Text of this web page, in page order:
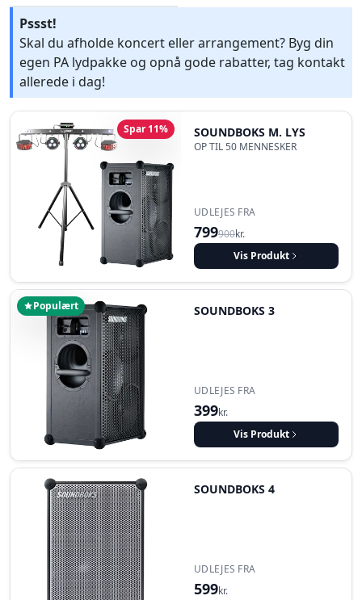
Pssst!
Skal du afholde koncert eller arrangement? Byg din
egen PA lydpakke og opnå gode rabatter, tag kontakt
allerede i dag!
Spar 11% SOUNDBOKS M. LYS
OP TIL 50 MENNESKER
UDLEJES FRA
799900kr.
Vis Produkt
Populært SOUNDBOKS 3
UDLEJES FRA
399kr.
Vis Produkt
SOUNDBOKS 4
UDLEJES FRA
599kr.